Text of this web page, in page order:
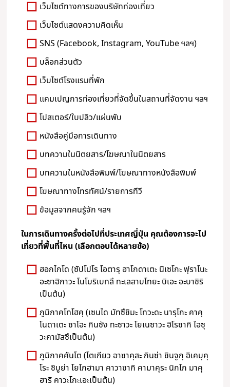
เว็บไซต์ทางการของบริษัทท่องเที่ยว
เว็บไซต์แสดงความคิดเห็น
SNS (Facebook, Instagram, YouTube ฯลฯ)
บล็อกส่วนตัว
เว็บไซต์โรงแรมที่พัก
แคมเปญการท่องเที่ยวที่จัดขึ้นในสถานที่จัดงาน ฯลฯ
โปสเตอร์/ใบปลิว/แผ่นพับ
หนังสือคู่มือการเดินทาง
บทความในนิตยสาร/โฆษณาในนิตยสาร
บทความในหนังสือพิมพ์/โฆษณาทางหนังสือพิมพ์
โฆษณาทางโทรทัศน์/รายการทีวี
ข้อมูลจากคนรู้จัก ฯลฯ
ในการเดินทางครั้งต่อไปที่ประเทศญี่ปุ่น คุณต้องการจะไป
เที่ยวที่พื้นที่ไหน (เลือกตอบได้หลายข้อ)
ฮอกไกโด (ซัปโปโร โอตารุ ฮาโกดาเตะ นิเซโกะ ฟุราโนะ
อะซาฮิกาวะ โนโบริเบทสึ ทะเลสาบโทยะ บิเอะ อะบาชิริ
เป็นต้น)
ภูมิภาคโทโฮคุ (เซนได มัทซึชิมะ โทวะดะ นารุโกะ คาคุ
โนดาเตะ ซาโอะ กินซัง ทะซาวะ โยเนซาวะ ฮิโรซากิ ไอซุ
วะคามัสซึเป็นต้น)
ภูมิภาคคันโต (โตเกียว อาซาคุสะ กินซ่า ชินจูกุ อิเคบุคุ
โระ ชิบูย่า โยโกฮามา คาวาซากิ คามาคุระ นิกโก มาคุ
ฮาริ คาวะโกะเอะเป็นต้น)